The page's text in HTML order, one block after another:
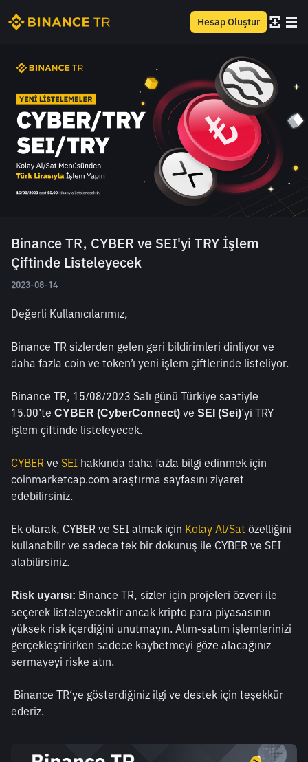
Hesap Oluştur
Binance TR, CYBER ve SEI'yi TRY İşlem
Çiftinde Listeleyecek
2023-08-14
Değerli Kullanıcılarımız,
Binance TR sizlerden gelen geri bildirimleri dinliyor ve
daha fazla coin ve token’ı yeni işlem çiftlerinde listeliyor.
Binance TR, 15/08/2023 Salı günü Türkiye saatiyle
15.00’te CYBER (CyberConnect) ve SEI (Sei)’yi TRY
işlem çiftinde listeleyecek.
CYBER ve SEI hakkında daha fazla bilgi edinmek için
coinmarketcap.com araştırma sayfasını ziyaret
edebilirsiniz.
Ek olarak, CYBER ve SEI almak için Kolay Al/Sat özelliğini
kullanabilir ve sadece tek bir dokunuş ile CYBER ve SEI
alabilirsiniz.
Risk uyarısı: Binance TR, sizler için projeleri özveri ile
seçerek listeleyecektir ancak kripto para piyasasının
yüksek risk içerdiğini unutmayın. Alım-satım işlemlerinizi
gerçekleştirirken sadece kaybetmeyi göze alacağınız
sermayeyi riske atın.
Binance TR‘ye gösterdiğiniz ilgi ve destek için teşekkür
ederiz.